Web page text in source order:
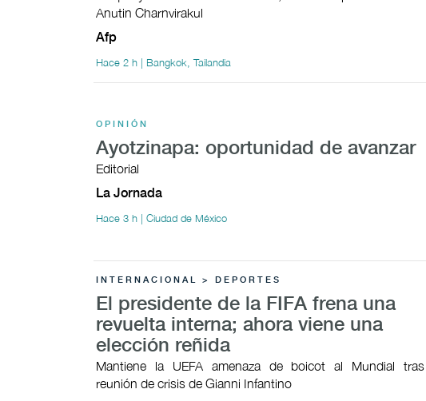
Anutin Charnvirakul
Afp
Hace 2 h | Bangkok, Tailandia
OPINIÓN
Ayotzinapa: oportunidad de avanzar
Editorial
La Jornada
Hace 3 h | Ciudad de México
INTERNACIONAL > DEPORTES
El presidente de la FIFA frena una
revuelta interna; ahora viene una
elección reñida
Mantiene la UEFA amenaza de boicot al Mundial tras
reunión de crisis de Gianni Infantino